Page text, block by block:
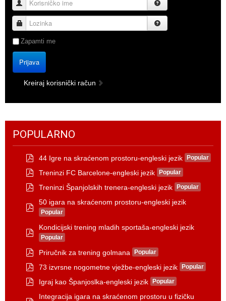
Korisničko ime
Lozinka
Zapamti me
Prijava
Kreiraj korisnički račun
POPULARNO
d
f
44 Igre na skraćenom prostoru-engleski jezik Popular
d
Treninzi FC Barcelone-engleski jezik Popular
d
f
Treninzi Španjolskih trenera-engleski jezik Popular
f
50 igara na skraćenom prostoru-engleski jezik
Popular
d
f
Kondicijski trening mladih sportaša-engleski jezik
Popular
d
f
Priručnik za trening golmana Popular
d
73 izvrsne nogometne vježbe-engleski jezik Popular
d
Igraj kao Španjoslka-engleski jezik Popular
Integracija igara na skraćenom prostoru u fizičku